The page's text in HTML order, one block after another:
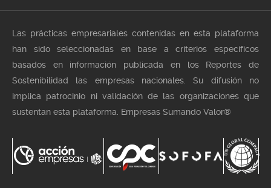
Las prácticas empresariales contenidas en esta plataforma
han sido seleccionadas en base a criterios especificos
basados en información publicada en los Reportes de
Sostenibilidad las empresas nacionales. Su difusión no
implica patrocinio ni validación de las organizaciones que
sustentan esta plataforma. Empresas Sumando Valor®